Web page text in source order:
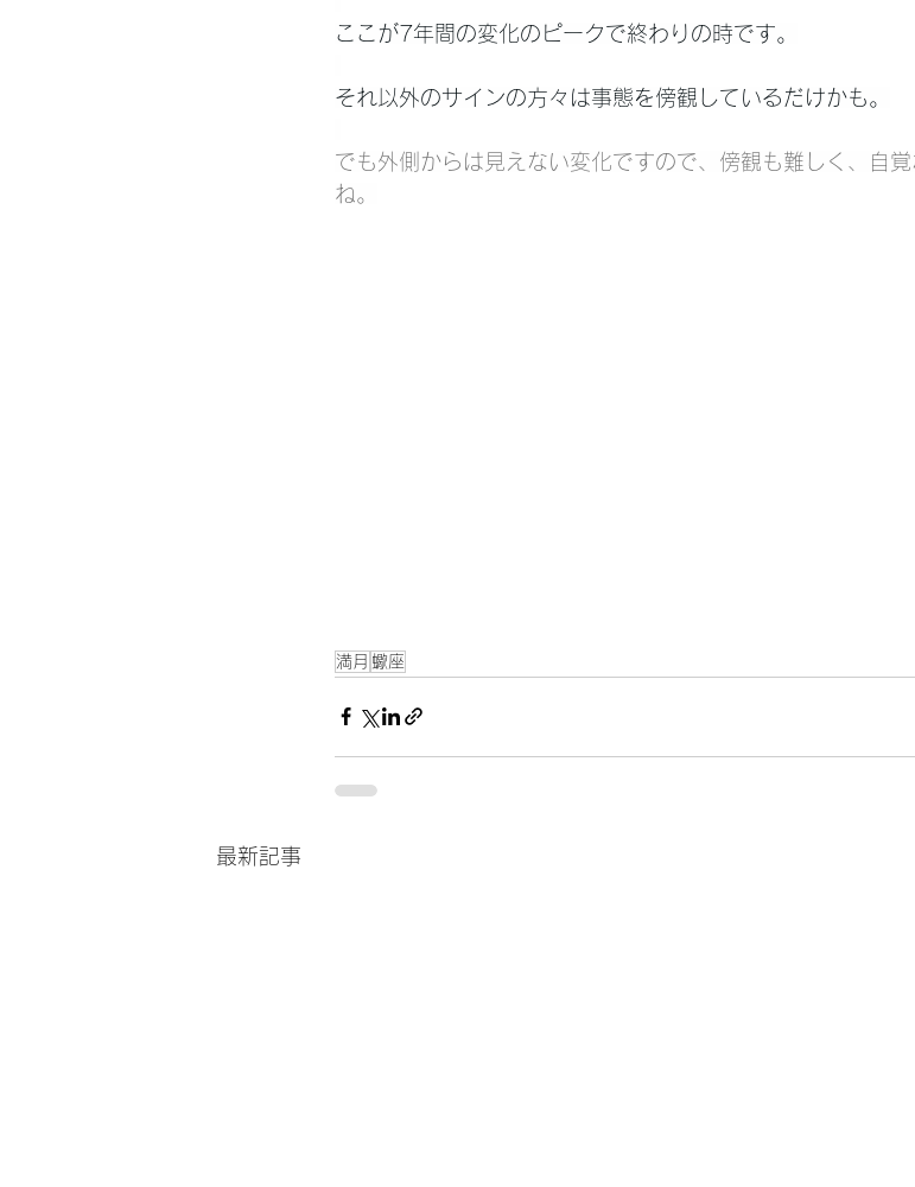
ここが7年間の変化のピークで終わりの時です。
それ以外のサインの方々は事態を傍観しているだけかも。
でも外側からは見えない変化ですので、傍観も難しく、自
ね。
満月 蠍座
最新記事